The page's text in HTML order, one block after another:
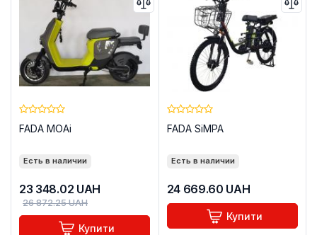
FADA MOAi
Есть в наличии
23 348.02 UAH
26 872.25UAH
Купити
FADA SiMPA
Есть в наличии
24 669.60 UAH
Купити